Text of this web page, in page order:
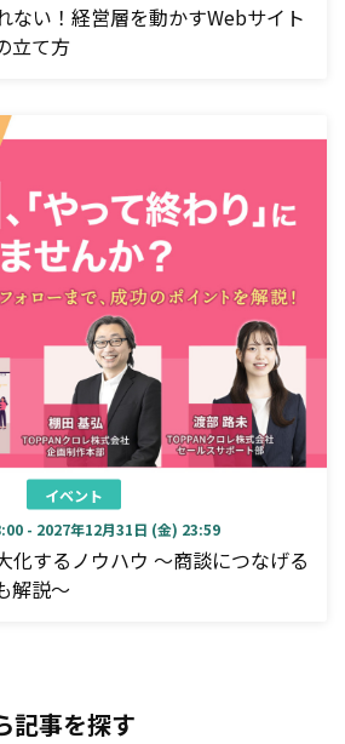
ない！経営層を動かすWebサイト
立て方
イベント
- 2027年12月31日 (金) 23:59
化するノウハウ ～商談につなげる
解説～
記事を探す